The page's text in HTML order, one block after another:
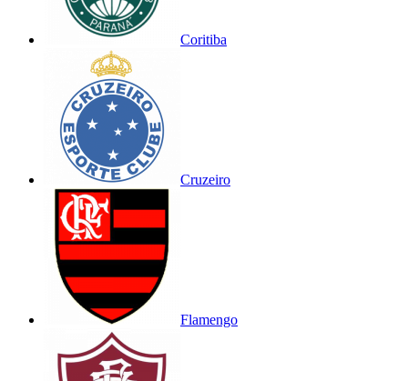
Coritiba
Cruzeiro
Flamengo